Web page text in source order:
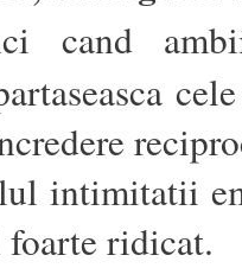
cand
intimitatii
foarte ridicat.